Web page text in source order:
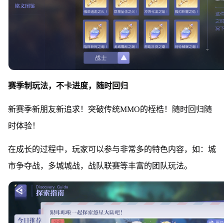
赛季制玩法，不卡进度，随时回归
新赛季新朋友新追求！突破传统MMO的桎梏！随时回归随
时体验！
在成长的过程中，玩家可以参与非常多的特色内容，如：城
市争夺战，多城城战，战队联赛等丰富的团队玩法。